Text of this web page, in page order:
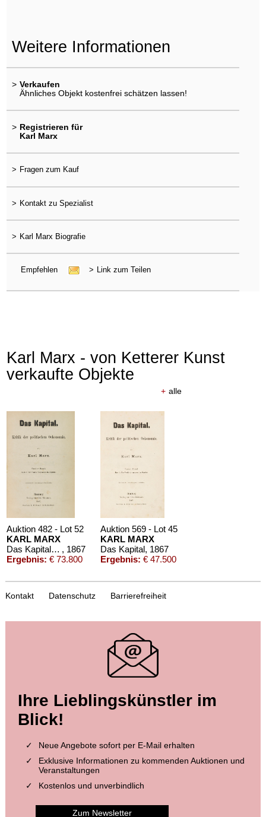
Weitere Informationen
> Verkaufen
Ähnliches Objekt kostenfrei schätzen lassen!
> Registrieren für
Karl Marx
> Fragen zum Kauf
> Kontakt zu Spezialist
> Karl Marx Biografie
Empfehlen > Link zum Teilen
Karl Marx - von Ketterer Kunst
verkaufte Objekte
+ alle
Auktion 482 - Lot 52
KARL MARX
Das Kapital. Band 1 , 1867
Ergebnis: € 73.800
Auktion 569 - Lot 45
KARL MARX
Das Kapital, 1867
Ergebnis: € 47.500
Auktion 434 - Lot 54
KARL MARX
, 1851
Ergebnis:€ 12.600
Auktion 414 - Lot 318
KARL MARX
Kontakt Datenschutz Barrierefreiheit
Ihre Lieblingskünstler im
Blick!
Neue Angebote sofort per E-Mail erhalten
Exklusive Informationen zu kommenden Auktionen und
Veranstaltungen
Kostenlos und unverbindlich
Zum Newsletter